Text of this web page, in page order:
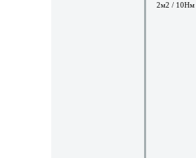
2м2 / 10Нм